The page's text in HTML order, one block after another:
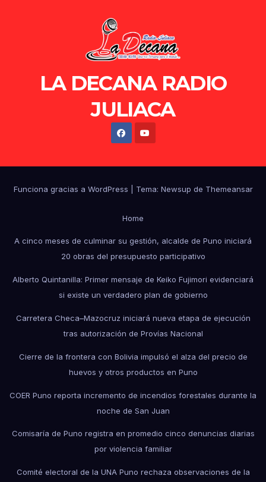
LA DECANA RADIO
JULIACA
Funciona gracias a WordPress Tema: Newsup de Themeansar
Home
A cinco meses de culminar su gestión, alcalde de Puno iniciará
20 obras del presupuesto participativo
Alberto Quintanilla: Primer mensaje de Keiko Fujimori evidenciará
si existe un verdadero plan de gobierno
Carretera Checa–Mazocruz iniciará nueva etapa de ejecución
tras autorización de Provías Nacional
Cierre de la frontera con Bolivia impulsó el alza del precio de
huevos y otros productos en Puno
COER Puno reporta incremento de incendios forestales durante la
noche de San Juan
Comisaría de Puno registra en promedio cinco denuncias diarias
por violencia familiar
Comité electoral de la UNA Puno rechaza observaciones de la